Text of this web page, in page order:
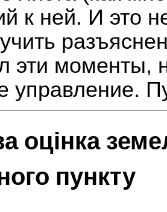
к ней. И это
эти моменты,
управление.
оцінка
пункту